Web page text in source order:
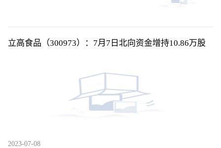
立高食品（300973）：7月7日北向资金增持10.86万股
2023-07-08